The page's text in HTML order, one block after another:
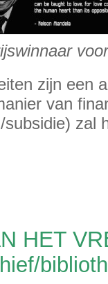
zijn een
van
zal
HET